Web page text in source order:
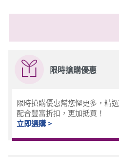
限時搶購優惠
限時搶購優惠幫您慳更多，精
配合豐富折扣，更加抵買！
立即選購 >